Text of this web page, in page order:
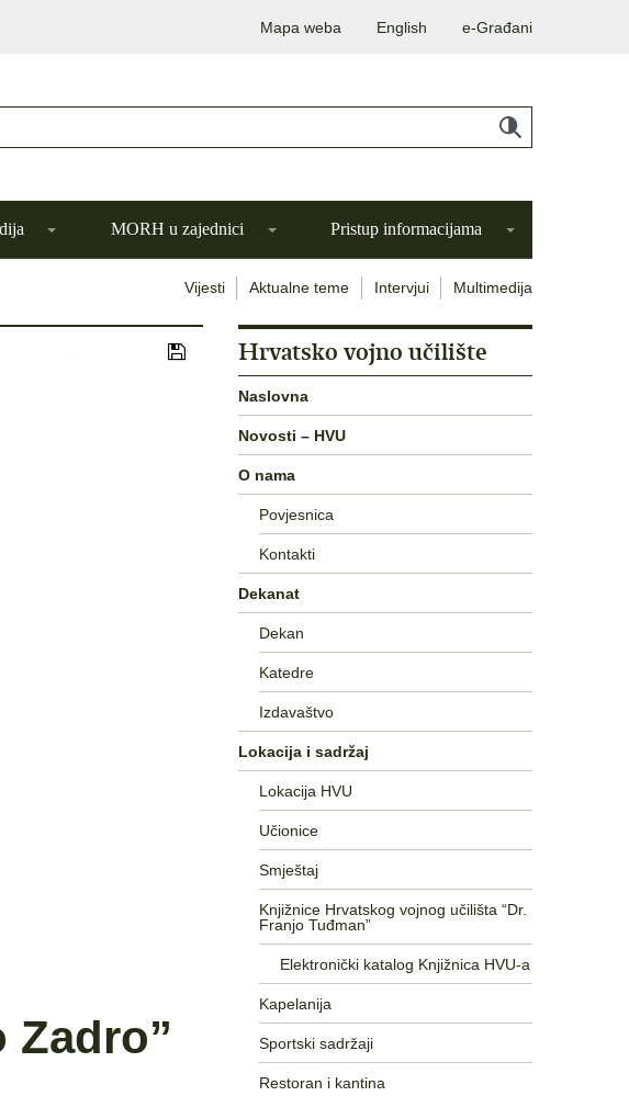
Mapa weba English e-Građani
MORH u zajednici Pristup informacijama
Vijesti Aktualne teme Intervjui Multimedija
Zadro”
Hrvatsko vojno učilište
Naslovna
Novosti – HVU
O nama
Povjesnica
Kontakti
Dekanat
Dekan
Katedre
Izdavaštvo
Lokacija i sadržaj
Lokacija HVU
Učionice
Smještaj
Knjižnice Hrvatskog vojnog učilišta “Dr.
Franjo Tuđman”
Elektronički katalog Knjižnica HVU-a
Kapelanija
Sportski sadržaji
Restoran i kantina